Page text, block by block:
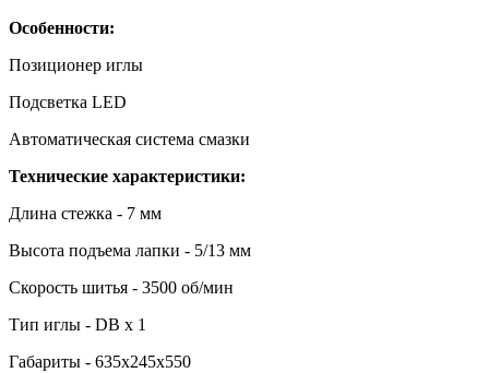
Особенности:
Позиционер иглы
Подсветка LED
Автоматическая система смазки
Технические характеристики:
Длина стежка - 7 мм
Высота подъема лапки - 5/13 мм
Скорость шитья - 3500 об/мин
Тип иглы - DB x 1
Габариты - 635х245х550